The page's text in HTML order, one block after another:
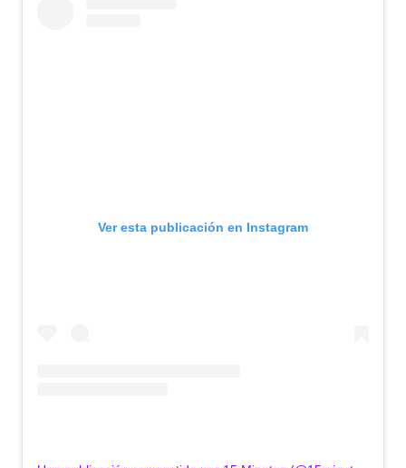
Ver esta publicación en Instagram